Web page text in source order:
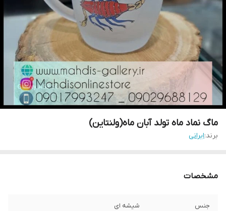
ماگ نماد ماه تولد آبان ماه(ولنتاین)
برند:ایرانی
مشخصات
جنس شیشه ای